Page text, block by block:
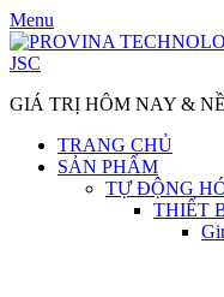
Skip
to
content
Menu
JSC
GIÁ TRỊ HÔM NAY &
TRANG CHỦ
SẢN PHẨM
TỰ ĐỘNG
THIẾT